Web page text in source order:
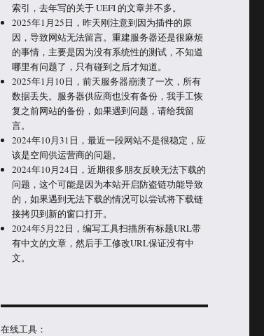
索引，去年写的关于 UEFI 的文章并不多。
2025年1月25日，昨天刚注意到因为插件的原
因，导致网站无法留言。重建服务器还是很麻烦
的事情，主要是因为没有系统性的测试，不知道
哪里有问题了，只有碰到之后才知道。
2025年1月10日，前天服务器崩溃了一次，所有
数据丢失。服务器供应商也没有备份，我手工恢
复之前网站的备份，如果遇到问题，请给我留
言。
2024年10月31日，最近一段网站不是很稳定，应
该是空间供运营商的问题。
2024年10月24日，近期很多朋友反映无法下载的
问题，这个可能是因为本站开启防盗链功能导致
的，如果遇到无法下载的情况可以尝试将下载链
接拷贝到新的窗口打开。
2024年5月22日，编写工具扫描所有标题URL带
有中文的文章，然后手工修改URL保证没有中
文。
在线工具：